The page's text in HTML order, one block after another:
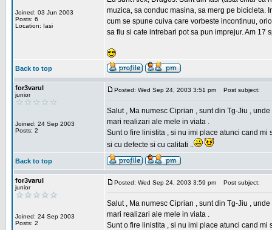
Joined: 03 Jun 2003
Posts: 6
Location: Iasi
muzica, sa conduc masina, sa merg pe bicicleta.
cum se spune cuiva care vorbeste incontinuu,
sa fiu si cate intrebari pot sa pun imprejur. Am 17
Back to top
for3varul
junior
Joined: 24 Sep 2003
Posts: 2
Posted: Wed Sep 24, 2003 3:51 pm Post subject:
Salut , Ma numesc Ciprian , sunt din Tg-Jiu ,
mari realizari ale mele in viata .
Sunt o fire linistita , si nu imi place atunci cand
si cu defecte si cu calitati ..
Back to top
for3varul
junior
Joined: 24 Sep 2003
Posts: 2
Posted: Wed Sep 24, 2003 3:59 pm Post subject:
Salut , Ma numesc Ciprian , sunt din Tg-Jiu ,
mari realizari ale mele in viata .
Sunt o fire linistita , si nu imi place atunci cand